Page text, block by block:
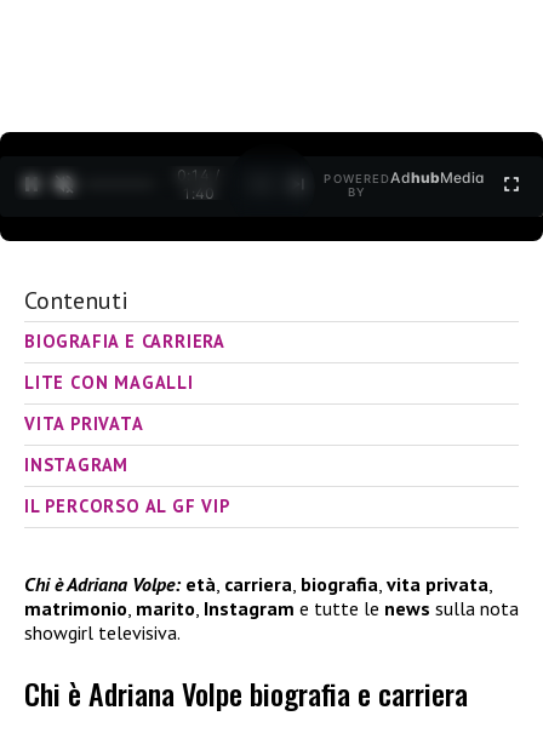
0:15 /
1:40
POWERED
BY
AdhubMedia
Contenuti
BIOGRAFIA E CARRIERA
LITE CON MAGALLI
VITA PRIVATA
INSTAGRAM
IL PERCORSO AL GF VIP
Chi è Adriana Volpe: età, carriera, biografia, vita privata,
matrimonio, marito, Instagram e tutte le news sulla nota
showgirl televisiva.
Chi è Adriana Volpe biografia e carriera